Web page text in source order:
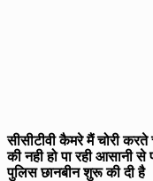
सीसीटीवी कैमरे मैं चोरी
की नही हो पा रही आसानी से
पुलिस छानबीन शुरू की दी है